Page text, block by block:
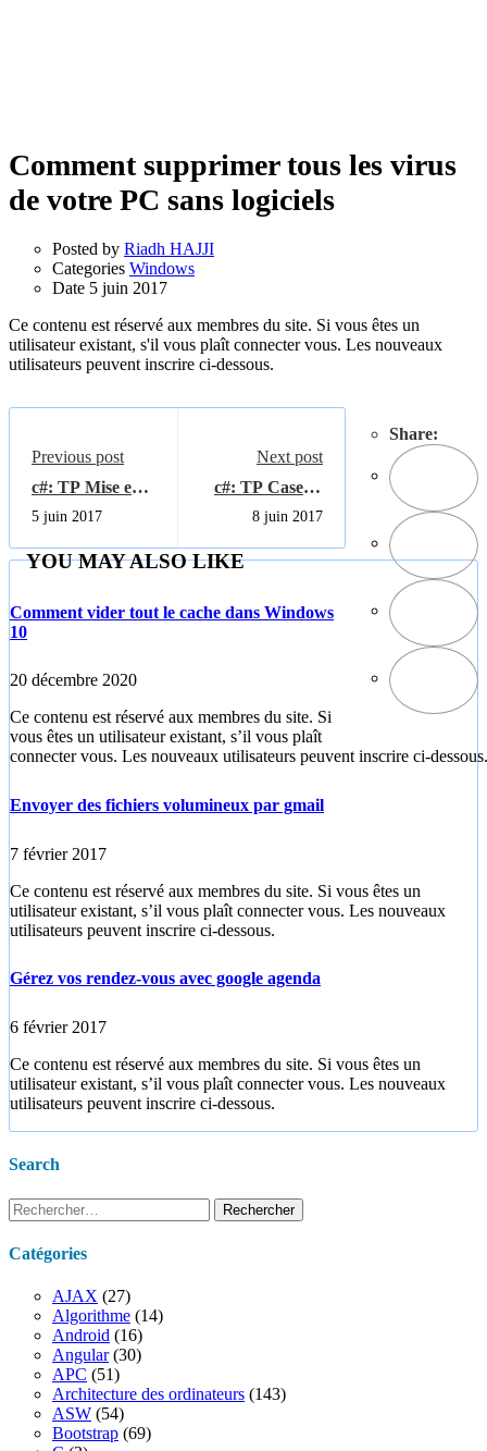
Comment supprimer tous les virus
de votre PC sans logiciels
Posted by Riadh HAJJI
Categories Windows
Date 5 juin 2017
Ce contenu est réservé aux membres du site. Si vous êtes un
utilisateur existant, s'il vous plaît connecter vous. Les nouveaux
utilisateurs peuvent inscrire ci-dessous.
Share:
Previous post
c#: TP Mise en
forme d'un
RichTextBox
5 juin 2017
Next post
c#: TP Cases à
cocher et
RichTextBox
8 juin 2017
YOU MAY ALSO LIKE
Comment vider tout le cache dans Windows
10
20 décembre 2020
Ce contenu est réservé aux membres du site. Si
vous êtes un utilisateur existant, s’il vous plaît
connecter vous. Les nouveaux utilisateurs peuvent inscrire ci-dessous.
Envoyer des fichiers volumineux par gmail
7 février 2017
Ce contenu est réservé aux membres du site. Si vous êtes un
utilisateur existant, s’il vous plaît connecter vous. Les nouveaux
utilisateurs peuvent inscrire ci-dessous.
Gérez vos rendez-vous avec google agenda
6 février 2017
Ce contenu est réservé aux membres du site. Si vous êtes un
utilisateur existant, s’il vous plaît connecter vous. Les nouveaux
utilisateurs peuvent inscrire ci-dessous.
Search
Rechercher :
Catégories
AJAX (27)
Algorithme (14)
Android (16)
Angular(30)
APC (51)
Architecture des ordinateurs (143)
ASW (54)
Bootstrap (69)